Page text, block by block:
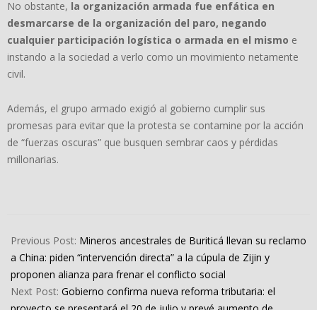
No obstante, la organización armada fue enfática en
desmarcarse de la organización del paro, negando
cualquier participación logística o armada en el mismo e
instando a la sociedad a verlo como un movimiento netamente
civil.
Además, el grupo armado exigió al gobierno cumplir sus
promesas para evitar que la protesta se contamine por la acción
de “fuerzas oscuras” que busquen sembrar caos y pérdidas
millonarias.
03-
16
Previous Post: Mineros ancestrales de Buriticá llevan su reclamo
a China: piden “intervención directa” a la cúpula de Zijin y
proponen alianza para frenar el conflicto social
Next Post: Gobierno confirma nueva reforma tributaria: el